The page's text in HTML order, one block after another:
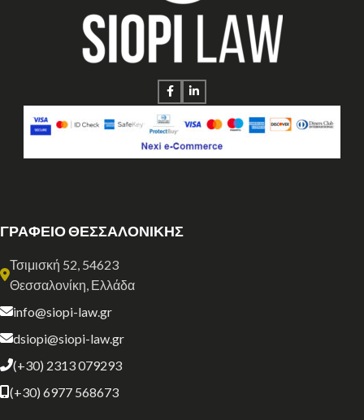
ΓΡΑΦΕΙΟ ΘΕΣΣΑΛΟΝΙΚΗΣ
Τσιμισκή 52, 54623
Θεσσαλονίκη, Ελλάδα
info@siopi-law.gr
dsiopi@siopi-law.gr
(+30) 2313 079293
(+30) 6977 568673